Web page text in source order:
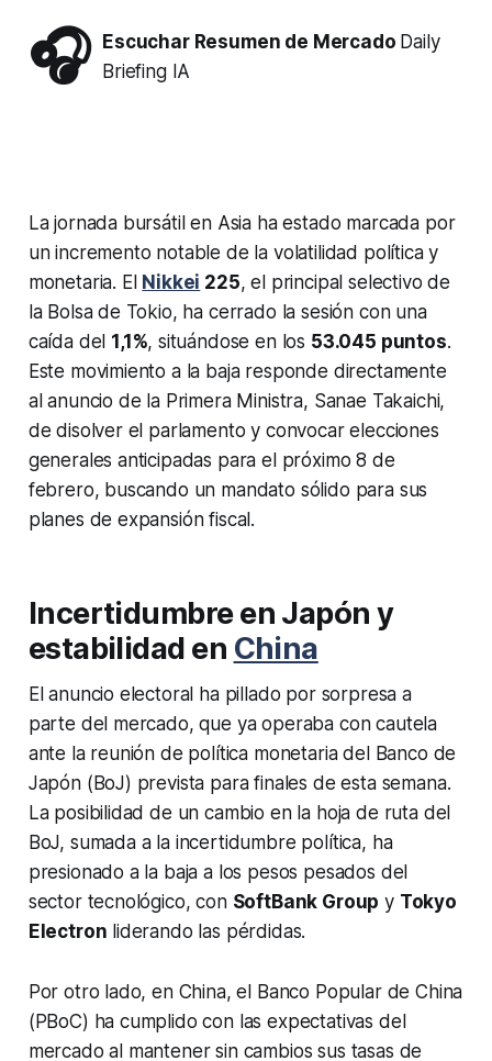
🎧 Escuchar Resumen de Mercado Daily
Briefing IA
La jornada bursátil en Asia ha estado marcada por
un incremento notable de la volatilidad política y
monetaria. El Nikkei 225, el principal selectivo de
la Bolsa de Tokio, ha cerrado la sesión con una
caída del 1,1%, situándose en los 53.045 puntos.
Este movimiento a la baja responde directamente
al anuncio de la Primera Ministra, Sanae Takaichi,
de disolver el parlamento y convocar elecciones
generales anticipadas para el próximo 8 de
febrero, buscando un mandato sólido para sus
planes de expansión fiscal.
Incertidumbre en Japón y
estabilidad en China
El anuncio electoral ha pillado por sorpresa a
parte del mercado, que ya operaba con cautela
ante la reunión de política monetaria del Banco de
Japón (BoJ) prevista para finales de esta semana.
La posibilidad de un cambio en la hoja de ruta del
BoJ, sumada a la incertidumbre política, ha
presionado a la baja a los pesos pesados del
sector tecnológico, con SoftBank Group y Tokyo
Electron liderando las pérdidas.
Por otro lado, en China, el Banco Popular de China
(PBoC) ha cumplido con las expectativas del
mercado al mantener sin cambios sus tasas de